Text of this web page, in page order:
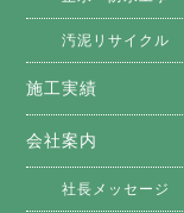
汚泥リサイクル
施工実績
会社案内
社長メッセージ